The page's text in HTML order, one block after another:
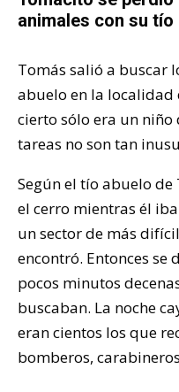
animales con su tío
Tomás salió a buscar
abuelo en la localidad
cierto sólo era un niño
tareas no son tan
Según el tío abuelo
el cerro mientras él
un sector de más
encontró. Entonces se
pocos minutos
buscaban. La noche
eran cientos los que
bomberos,